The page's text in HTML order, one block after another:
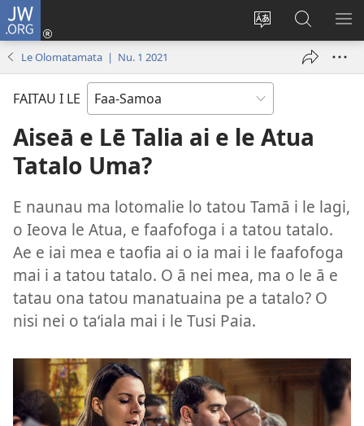
JW.ORG
Sui
gagana
o
le
upega
tafaʻilagi
Log
isi
Suʻe
le
Le Olomatamata | Nu. 1 2021
FAITAU I LE
Aiseā e Lē Talia ai e le Atua
Tatalo Uma?
E naunau ma lotomalie lo tatou Tamā i le lagi,
o Ieova le Atua, e faafofoga i a tatou tatalo.
Ae e iai mea e taofia ai o ia mai i le faafofoga
mai i a tatou tatalo. O ā nei mea, ma o le ā e
tatau ona tatou manatuaina pe a tatalo? O
nisi nei o taʻiala mai i le Tusi Paia.